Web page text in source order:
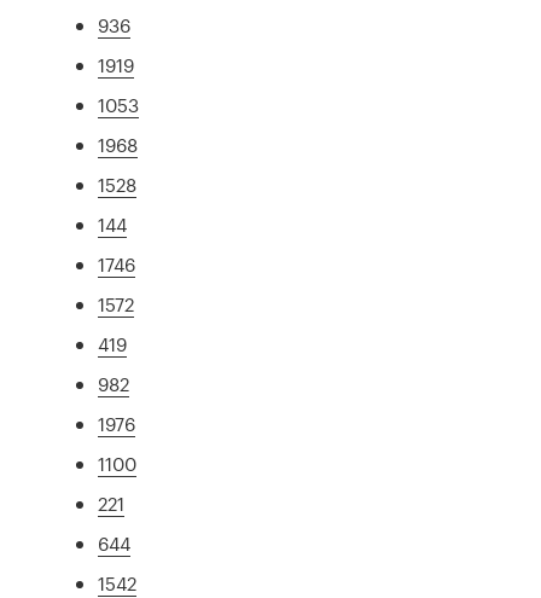
936
1919
1053
1968
1528
144
1746
1572
419
982
1976
1100
221
644
1542